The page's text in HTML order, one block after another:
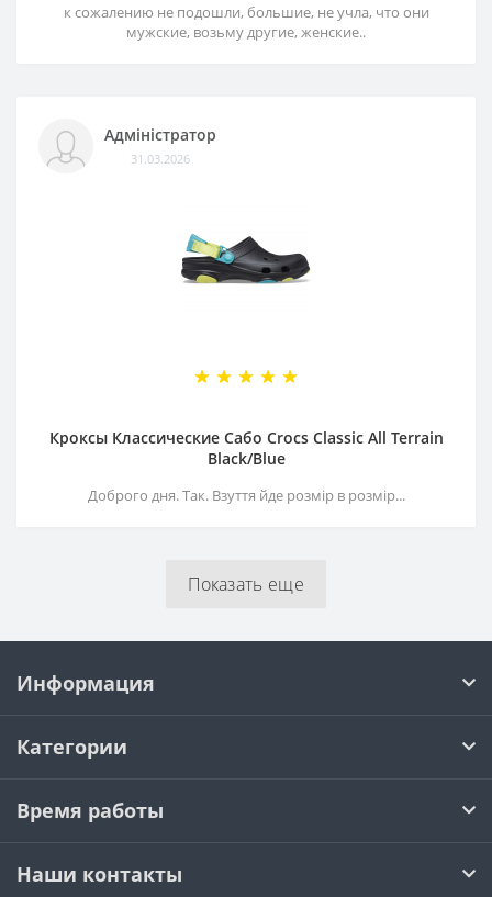
к сожалению не подошли, большие, не учла, что они
мужские, возьму другие, женские..
Адміністратор
31.03.2026
Кроксы Классические Сабо Crocs Classiс All Terrain
Black/Blue
Доброго дня. Так. Взуття йде розмір в розмір...
Показать еще
Информация
Категории
Время работы
Наши контакты